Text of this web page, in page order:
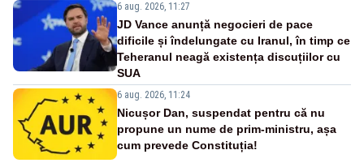
6 aug. 2026, 11:27
JD Vance anunță negocieri de pace
dificile și îndelungate cu Iranul, în timp ce
Teheranul neagă existența discuțiilor cu
SUA
6 aug. 2026, 11:24
Nicușor Dan, suspendat pentru că nu
propune un nume de prim-ministru, așa
cum prevede Constituția!